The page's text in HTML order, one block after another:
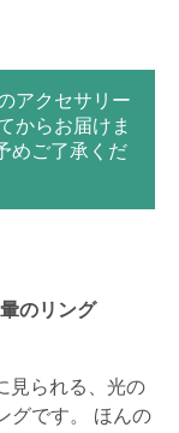
アクセサリー
からお届けま
めご了承くだ
のリング
見られる、光の
グです。 ほんの